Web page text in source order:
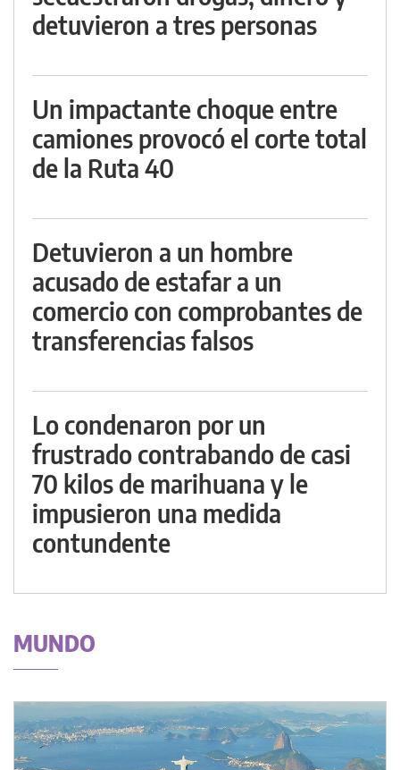
detuvieron a tres personas
Un impactante choque entre
camiones provocó el corte total
de la Ruta 40
Detuvieron a un hombre
acusado de estafar a un
comercio con comprobantes de
transferencias falsos
Lo condenaron por un
frustrado contrabando de casi
70 kilos de marihuana y le
impusieron una medida
contundente
MUNDO